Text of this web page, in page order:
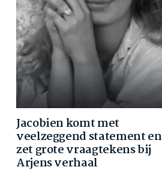
Jacobien komt met
veelzeggend statement en
zet grote vraagtekens bij
Arjens verhaal